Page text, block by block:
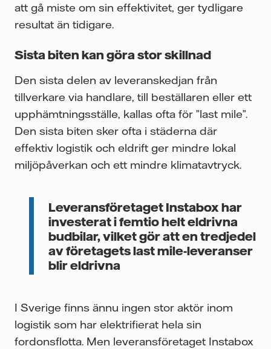
att gå miste om sin effektivitet, ger tydligare
resultat än tidigare.
Sista biten kan göra stor skillnad
Den sista delen av leveranskedjan från
tillverkare via handlare, till beställaren eller ett
upphämtningsställe, kallas ofta för ”last mile”.
Den sista biten sker ofta i städerna där
effektiv logistik och eldrift ger mindre lokal
miljöpåverkan och ett mindre klimatavtryck.
Leveransföretaget Instabox har
investerat i femtio helt eldrivna
budbilar, vilket gör att en tredjedel
av företagets last mile-leveranser
blir eldrivna
I Sverige finns ännu ingen stor aktör inom
logistik som har elektrifierat hela sin
fordonsflotta. Men leveransföretaget Instabox